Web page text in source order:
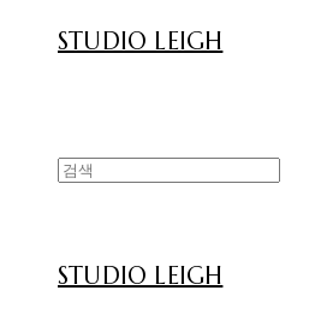
STUDIO LEIGH
STUDIO LEIGH